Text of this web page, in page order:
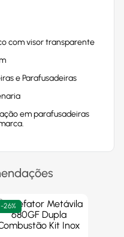
com visor transparente
e Parafusadeiras
em parafusadeiras
-26%